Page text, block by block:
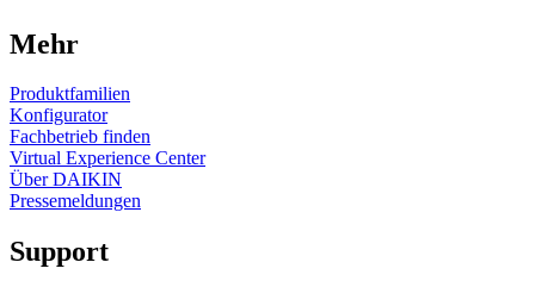
Mehr
Produktfamilien
Konfigurator
Fachbetrieb finden
Virtual Experience Center
Über DAIKIN
Pressemeldungen
Support